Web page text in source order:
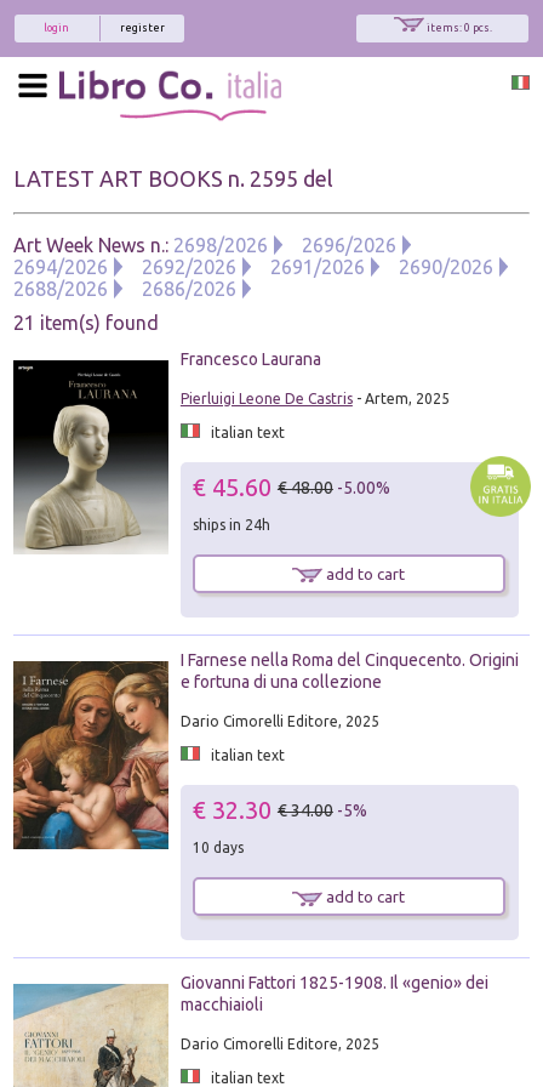
items: 0 pcs.
register
login
LATEST ART BOOKS n. 2595 del
Art Week News n.: 2698/2026
2696/2026
2694/2026
2692/2026 2691/2026
2690/2026
2688/2026
2686/2026
21 item(s) found
Francesco Laurana
Pierluigi Leone De Castris- Artem, 2025
italian text
€ 45.60 € 48.00 -5.00%
ships in 24h
add to cart
I Farnese nella Roma del Cinquecento. Origini
e fortuna di una collezione
Dario Cimorelli Editore, 2025
italian text
€ 32.30 € 34.00 -5%
10 days
add to cart
Giovanni Fattori 1825-1908. Il «genio» dei
macchiaioli
Dario Cimorelli Editore, 2025
italian text